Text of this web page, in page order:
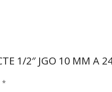
1/2″ JGO 10 MM A
*